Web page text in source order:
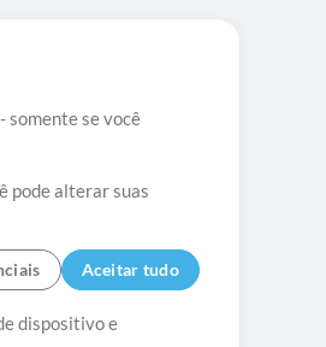
somente se você
pode alterar suas
Aceitar tudo
dispositivo e